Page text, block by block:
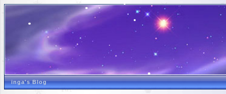
inga's Blog